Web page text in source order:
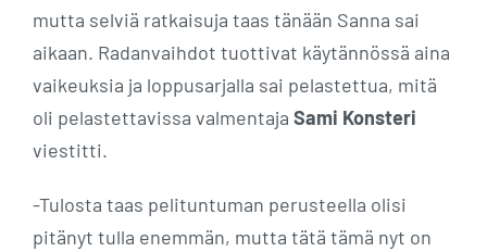
mutta selviä ratkaisuja taas tänään Sanna sai
aikaan. Radanvaihdot tuottivat käytännössä aina
vaikeuksia ja loppusarjalla sai pelastettua, mitä
oli pelastettavissa valmentaja Sami Konsteri
viestitti.
-Tulosta taas pelituntuman perusteella olisi
pitänyt tulla enemmän, mutta tätä tämä nyt on